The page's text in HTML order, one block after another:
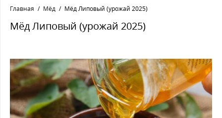
Главная Мёд Мёд Липовый (урожай 2025)
Мёд Липовый (урожай 2025)